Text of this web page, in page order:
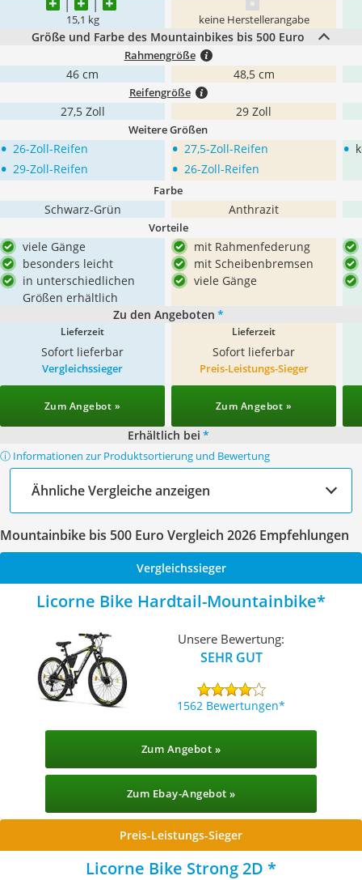
15,1 kg keine Herstellerangabe
Größe und Farbe des Mountainbikes bis 500 Euro
Rahmengröße
46 cm 48,5 cm
Reifengröße
27,5 Zoll 29 Zoll
Weitere Größen
• 26-Zoll-Reifen
• 29-Zoll-Reifen
• 27,5-Zoll-Reifen
• 26-Zoll-Reifen
•
Farbe
Schwarz-Grün Anthrazit
Vorteile
viele Gänge
besonders leicht
in unterschiedlichen
Größen erhältlich
mit Rahmenfederung
mit Scheibenbremsen
viele Gänge
Zu den Angeboten *
Lieferzeit
Sofort lieferbar
Lieferzeit
Sofort lieferbar
Vergleichssieger
Zum Angebot »
Preis-Leistungs-Sieger
Zum Angebot »
Erhältlich bei *
ⓘ Informationen zur Produktsortierung und Bewertung
Ähnliche Vergleiche anzeigen
Mountainbike bis 500 Euro Vergleich 2026 Empfehlungen
Vergleichssieger
Licorne Bike Hardtail-Mountainbike
Unsere Bewertung:
SEHR GUT
1562 Bewertungen
Zum Angebot »
Zum Ebay-Angebot »
Preis-Leistungs-Sieger
Licorne Bike Strong 2D ‎